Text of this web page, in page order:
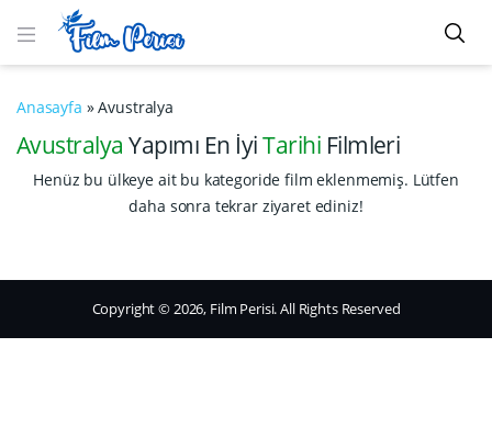
Anasayfa »Avustralya
Avustralya Yapımı En İyiTarihi Filmleri
Henüz bu ülkeye ait bu kategoride film eklenmemiş. Lütfen
daha sonra tekrar ziyaret ediniz!
Copyright © 2026, Film Perisi. All Rights Reserved